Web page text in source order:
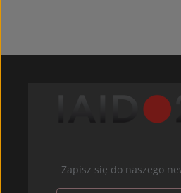
Zapisz się do naszego